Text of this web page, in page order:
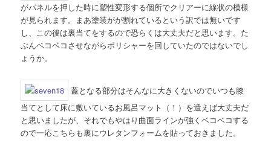
がパネルを押した時に塑性変形する個所でクリアーに線状の模様
が見られます。まあ塗装がが割れているという訳では無いです
し、この後は裏当てをするので恐らくは大丈夫だと思います。た
ぶんベコベコさせながらポリシャーを回していたのではないでし
ょうか。
蓋となる部分はそんなに大きくないのでいつも膝
当てとして床に敷いているお風呂マット（！）を遣えば大丈夫だ
と思いましたが、それでもやはり曲面ラインが強くベコベコする
ので一応こちらも裏にウレタンフォームを貼っておきました。